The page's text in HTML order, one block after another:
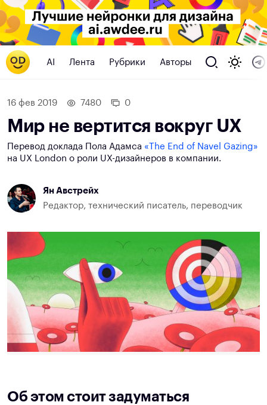
AI Лента Рубрики Авторы
16 фев 2019 7480 0
Мир не вертится вокруг UX
Перевод доклада Пола Адамса «The End of Navel Gazing»
на UX London о роли UX-дизайнеров в компании.
Ян Австрейх
Редактор, технический писатель, переводчик
Об этом стоит задуматься